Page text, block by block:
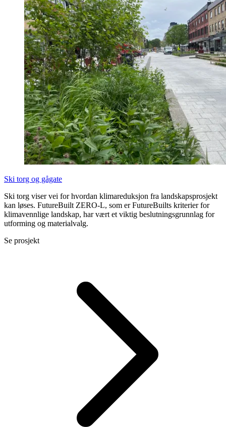
Ski torg og gågate
Ski torg viser vei for hvordan klimareduksjon fra landskapsprosjekt
kan løses. FutureBuilt ZERO-L, som er FutureBuilts kriterier for
klimavennlige landskap, har vært et viktig beslutningsgrunnlag for
utforming og materialvalg.
Se prosjekt